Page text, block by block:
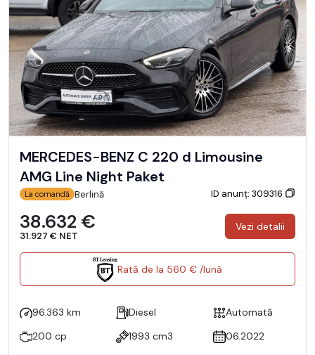
MERCEDES-BENZ C 220 d Limousine
AMG Line Night Paket
La comandă Berlină ID anunț: 309316
38.632 €
31.927 € NET
Vezi detalii
Rată de la 560 € /lună
96.363 km Diesel
Automată
200 cp
1993 cm3 06.2022